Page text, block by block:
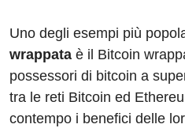
Uno degli esempi più
wrappata è il Bitcoin
possessori di bitcoin a
tra le reti Bitcoin ed
contempo i benefici delle